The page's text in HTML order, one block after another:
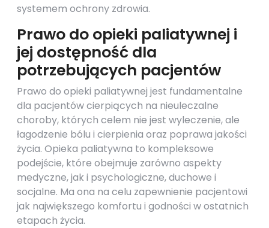
systemem ochrony zdrowia.
Prawo do opieki paliatywnej i
jej dostępność dla
potrzebujących pacjentów
Prawo do opieki paliatywnej jest fundamentalne
dla pacjentów cierpiących na nieuleczalne
choroby, których celem nie jest wyleczenie, ale
łagodzenie bólu i cierpienia oraz poprawa jakości
życia. Opieka paliatywna to kompleksowe
podejście, które obejmuje zarówno aspekty
medyczne, jak i psychologiczne, duchowe i
socjalne. Ma ona na celu zapewnienie pacjentowi
jak największego komfortu i godności w ostatnich
etapach życia.